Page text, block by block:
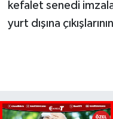
kefalet senedi
yurt dışına